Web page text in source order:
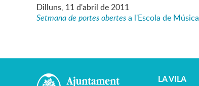
Dilluns, 11d'abril de2011
Setmana de portes obertesa l'Escola de
LA VILA